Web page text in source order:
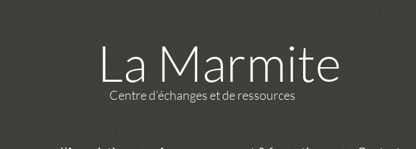
La Marmite
Centre d’échanges et de ressources